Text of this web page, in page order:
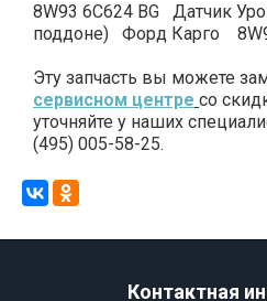
8W93 6C624 BG Датчик
поддоне) Форд Карго
Эту запчасть вы можете
сервисном центре со
уточняйте у наших
(495) 005-58-25.
Контактная